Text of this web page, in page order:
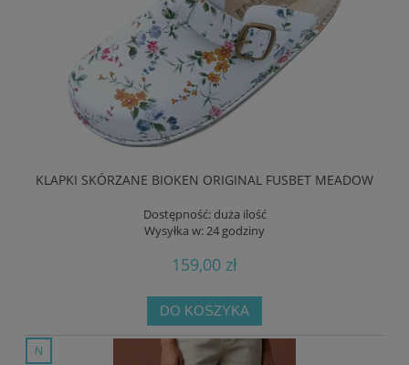
KLAPKI SKÓRZANE BIOKEN ORIGINAL FUSBET MEADOW
Dostępność: duża ilość
Wysyłka w:24 godziny
159,00 zł
DO KOSZYKA